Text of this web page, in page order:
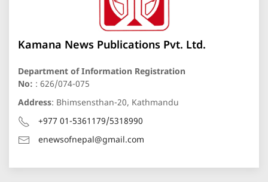
Kamana News Publications Pvt. Ltd.
Department of Information Registration
No: : 626/074-075
Address: Bhimsensthan-20, Kathmandu
+977 01-5361179/5318990
enewsofnepal@gmail.com